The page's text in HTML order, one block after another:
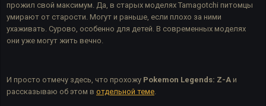
прожил свой максимум. Да, в старых моделях Tamagotchi питомцы
умирают от старости. Могут и раньше, если плохо за ними
ухаживать. Сурово, особенно для детей. В современных моделях
они уже могут жить вечно.
И просто отмечу здесь, что прохожу Pokemon Legends: Z-A и
рассказываю об этом в отдельной теме.